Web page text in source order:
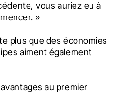
vous auriez eu à
»
plus que des économies
aiment également
au premier